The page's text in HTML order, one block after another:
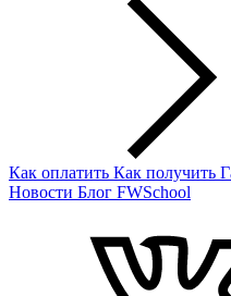
Как оплатить Как получить
Новости Блог FWSchool